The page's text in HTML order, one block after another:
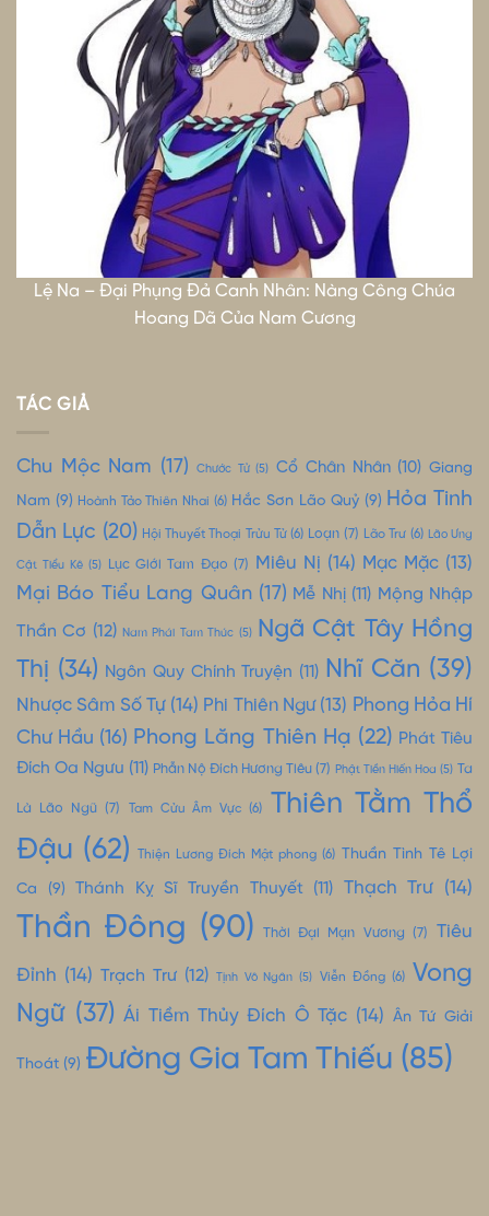
Lệ Na – Đại Phụng Đả Canh Nhân: Nàng Công Chúa
Hoang Dã Của Nam Cương
TÁC GIẢ
Chu Mộc Nam (17) Chước Tử(5) Cổ Chân Nhân(10) Giang
Nam (9) Hoành Tảo Thiên Nhai (6) Hắc Sơn Lão Quỷ (9) Hỏa Tinh
Dẫn Lực (20) Hội Thuyết Thoại Trửu Tử(6) Loạn (7) Lão Trư (6) Lão Ưng
Cật Tiểu Kê (5) Lục Giới Tam Đạo (7) Miêu Nị (14) Mạc Mặc (13)
Mại Báo Tiểu Lang Quân(17) Mễ Nhị(11) Mộng Nhập
Thần Cơ (12) Nam Phái Tam Thúc (5) Ngã Cật Tây Hồng
Thị (34) Ngôn Quy Chính Truyện (11) Nhĩ Căn (39)
Nhược Sâm Số Tự(14) Phi Thiên Ngư(13) Phong Hỏa Hí
Chư Hầu (16) Phong Lăng Thiên Hạ (22) Phát Tiêu
Đích Oa Ngưu (11) Phẫn Nộ Đích Hương Tiêu (7) Phật Tiền Hiến Hoa (5) Ta
Là Lão Ngũ(7) Tam Cửu Âm Vực (6)
Thiên Tằm Thổ
Đậu (62) Thiện Lương Đích Mật phong (6) Thuần Tình Tê Lợi
Ca (9) Thánh Kỵ Sĩ Truyền Thuyết(11) Thạch Trư (14)
Thần Đông (90) Thời Đại Mạn Vương (7) Tiêu
Đỉnh (14) Trạch Trư(12) Tịnh Vô Ngân (5) Viễn Đồng (6) Vong
Ngữ(37) Ái Tiềm Thủy Đích Ô Tặc (14) Ân Tứ Giải
Thoát (9) Đường Gia Tam Thiếu (85)